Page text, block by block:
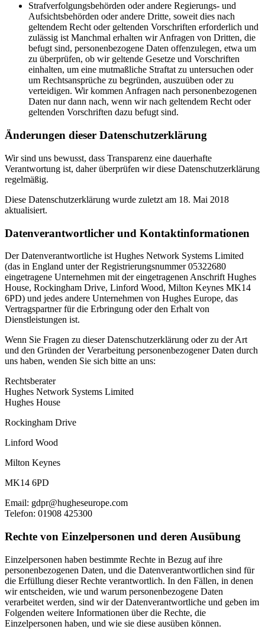
Strafverfolgungsbehörden oder andere Regierungs- und
Aufsichtsbehörden oder andere Dritte, soweit dies nach
geltendem Recht oder geltenden Vorschriften erforderlich und
zulässig ist Manchmal erhalten wir Anfragen von Dritten, die
befugt sind, personenbezogene Daten offenzulegen, etwa um
zu überprüfen, ob wir geltende Gesetze und Vorschriften
einhalten, um eine mutmaßliche Straftat zu untersuchen oder
um Rechtsansprüche zu begründen, auszuüben oder zu
verteidigen. Wir kommen Anfragen nach personenbezogenen
Daten nur dann nach, wenn wir nach geltendem Recht oder
geltenden Vorschriften dazu befugt sind.
Änderungen dieser Datenschutzerklärung
Wir sind uns bewusst, dass Transparenz eine dauerhafte
Verantwortung ist, daher überprüfen wir diese Datenschutzerklärung
regelmäßig.
Diese Datenschutzerklärung wurde zuletzt am 18. Mai 2018
aktualisiert.
Datenverantwortlicher und Kontaktinformationen
Der Datenverantwortliche ist Hughes Network Systems Limited
(das in England unter der Registrierungsnummer 05322680
eingetragene Unternehmen mit der eingetragenen Anschrift Hughes
House, Rockingham Drive, Linford Wood, Milton Keynes MK14
6PD) und jedes andere Unternehmen von Hughes Europe, das
Vertragspartner für die Erbringung oder den Erhalt von
Dienstleistungen ist.
Wenn Sie Fragen zu dieser Datenschutzerklärung oder zu der Art
und den Gründen der Verarbeitung personenbezogener Daten durch
uns haben, wenden Sie sich bitte an uns:
Rechtsberater
Hughes Network Systems Limited
Hughes House
Rockingham Drive
Linford Wood
Milton Keynes
MK14 6PD
Email: gdpr@hugheseurope.com
Telefon: 01908 425300
Rechte von Einzelpersonen und deren Ausübung
Einzelpersonen haben bestimmte Rechte in Bezug auf ihre
personenbezogenen Daten, und die Datenverantwortlichen sind für
die Erfüllung dieser Rechte verantwortlich. In den Fällen, in denen
wir entscheiden, wie und warum personenbezogene Daten
verarbeitet werden, sind wir der Datenverantwortliche und geben im
Folgenden weitere Informationen über die Rechte, die
Einzelpersonen haben, und wie sie diese ausüben können.